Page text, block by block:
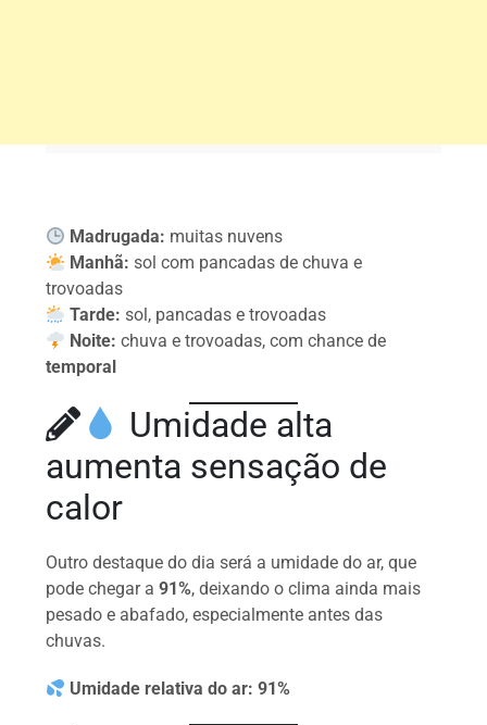
Madrugada: muitas nuvens
Manhã: sol com pancadas de chuva e
trovoadas
Tarde: sol, pancadas e trovoadas
Noite: chuva e trovoadas, com chance de
temporal
Umidade alta
aumenta sensação de
calor
Outro destaque do dia será a umidade do ar, que
pode chegar a91%, deixando o clima ainda mais
pesado e abafado, especialmente antes das
chuvas.
Umidade relativa do ar: 91%